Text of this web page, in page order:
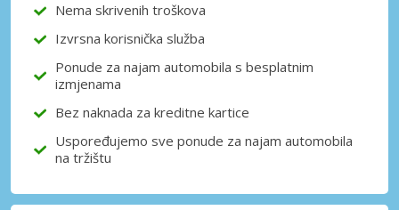
Prijava putem eLinka
Nema skrivenih troškova
Izvrsna korisnička služba
Ponude za najam automobila s besplatnim
izmjenama
Bez naknada za kreditne kartice
Uspoređujemo sve ponude za najam automobila
na tržištu